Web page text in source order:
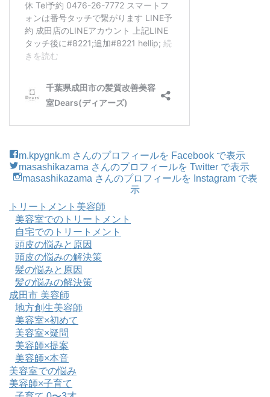
m.kpygnk.m さんのプロフィールを Facebook で表示
masashikazama さんのプロフィールを Twitter で表示
masashikazama さんのプロフィールを Instagram で表
示
トリートメント美容師
美容室でのトリートメント
自宅でのトリートメント
頭皮の悩みと原因
頭皮の悩みの解決策
髪の悩みと原因
髪の悩みの解決策
成田市 美容師
地方創生美容師
美容室×初めて
美容室×疑問
美容師×提案
美容師×本音
美容室での悩み
美容師×子育て